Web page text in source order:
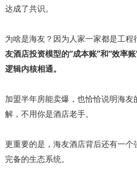
达成了共识。
为啥是海友？因为人家一家都是工程
友酒店投资模型的“成本账”和“效率
逻辑内核相通。
加盟半年房能卖爆，也恰恰说明海
解，不用你是酒店老手。
更重要的是，海友酒店背后还有一个
完备的生态系统。